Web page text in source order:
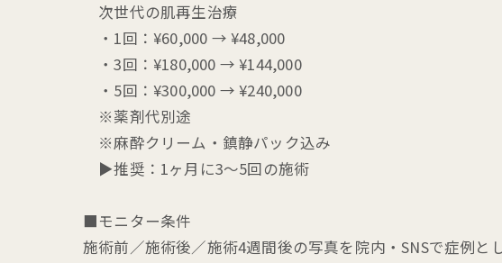
次世代の肌再生治療
・1回：¥60,000 → ¥48,000
・3回：¥180,000 → ¥144,000
・5回：¥300,000 → ¥240,000
※薬剤代別途
※麻酔クリーム・鎮静パック込み
▶推奨：1ヶ月に3〜5回の施術
■モニター条件
施術前／施術後／施術4週間後の写真を院内・SNSで症例と